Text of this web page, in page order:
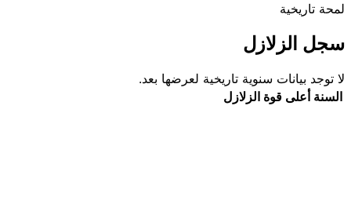
لمحة تاريخية
سجل الزلازل
لا توجد بيانات سنوية تاريخية لعرضها بعد.
السنة أعلى قوة الزلازل